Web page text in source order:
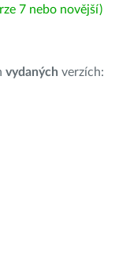
7 nebo novější)
vydaných verzích: